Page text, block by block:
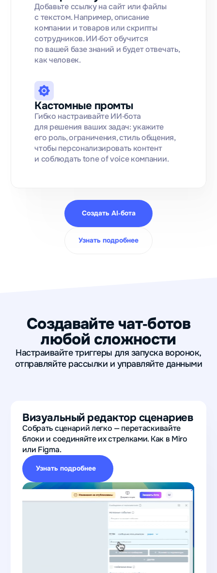
Добавьте ссылку на сайт или файлы
с текстом. Например, описание
компании и товаров или скрипты
сотрудников. ИИ‑бот обучится
по вашей базе знаний и будет отвечать,
как человек.
Кастомные промты
Гибко настраивайте ИИ‑бота
для решения ваших задач: укажите
его роль, ограничения, стиль общения,
чтобы персонализировать контент
и соблюдать tone of voice компании.
Создать AI‑бота
Узнать подробнее
Создавайте чат‑ботов
любой сложности
Настраивайте триггеры для запуска воронок,
отправляйте рассылки и управляйте данными
Визуальный редактор сценариев
Собрать сценарий легко — перетаскивайте
блоки и соединяйте их стрелками. Как в Miro
или Figma.
Узнать подробнее